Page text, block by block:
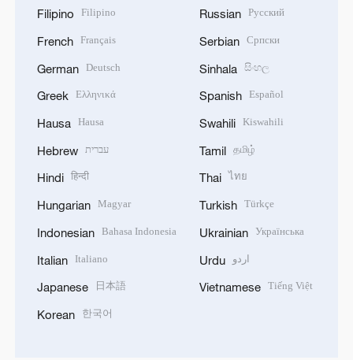
Filipino Filipino
French Français
German Deutsch
Greek Ελληνικά
Hausa Hausa
Hebrew עברית
Hindi हिन्दी
Hungarian Magyar
Indonesian Bahasa Indonesia
Italian Italiano
Japanese 日本語
Korean 한국어
Russian Русский
Serbian Српски
Sinhala සිංහල
Spanish Español
Swahili Kiswahili
Tamil தமிழ்
Thai ไทย
Turkish Türkçe
Ukrainian Українська
Urdu اردو
Vietnamese Tiếng Việt